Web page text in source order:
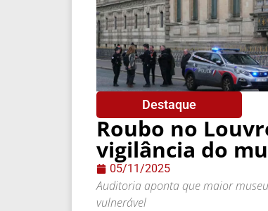
Destaque
Roubo no
vigilância do
05/11/2025
Auditoria aponta que maior
vulnerável